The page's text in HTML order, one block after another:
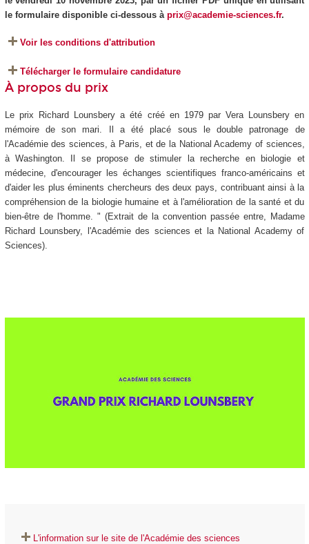
le formulaire disponible ci-dessous à prix@academie-sciences.fr.
Voir les conditions d'attribution
Télécharger le formulaire candidature
À propos du prix
Le prix Richard Lounsbery a été créé en 1979 par Vera Lounsbery en
mémoire de son mari. Il a été placé sous le double patronage de
l'Académie des sciences, à Paris, et de la National Academy of sciences,
à Washington. Il se propose de stimuler la recherche en biologie et
médecine, d'encourager les échanges scientifiques franco-américains et
d'aider les plus éminents chercheurs des deux pays, contribuant ainsi à la
compréhension de la biologie humaine et à l'amélioration de la santé et du
bien-être de l'homme. " (Extrait de la convention passée entre, Madame
Richard Lounsbery, l'Académie des sciences et la National Academy of
Sciences).
L'information sur le site de l'Académie des sciences